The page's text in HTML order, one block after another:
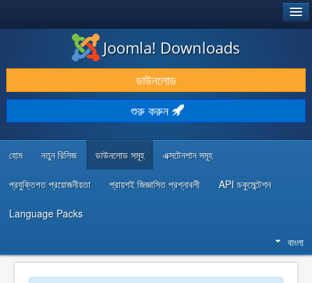
ডাউনলোড & প্রসারিত করুন
আবিষ্কার & শিখুন
কমিউনিটি & সহায়তা
Joomla! Downloads
ডাউনলোড
শুরু করুন
হোম নতুন রিলিজ ডাউনলোড সমূহ এক্সটেনশান সমূহ
প্রযুক্তিগত প্রয়োজনীয়তা প্রায়শই জিজ্ঞাসিত প্রশ্নাবলী API ডকুমেন্টেশন
Language Packs
বাংলা